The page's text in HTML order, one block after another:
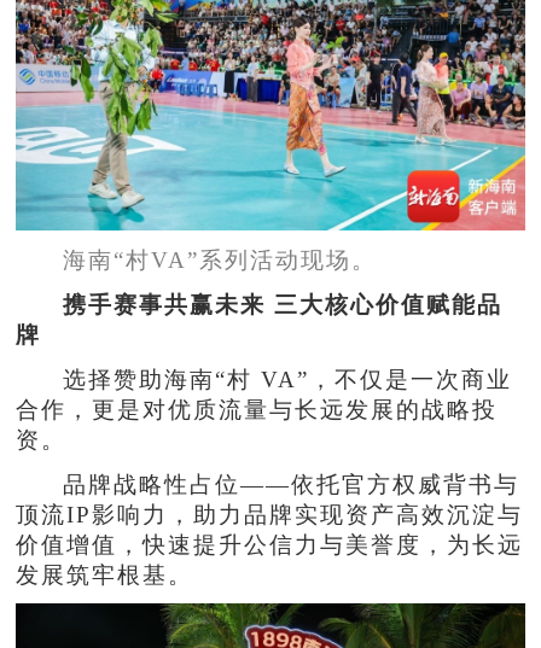
海南“村VA”系列活动现场。
携手赛事共赢未来 三大核心价值赋能品
牌
选择赞助海南“村 VA”，不仅是一次商业
合作，更是对优质流量与长远发展的战略投
资。
品牌战略性占位——依托官方权威背书与
顶流IP影响力，助力品牌实现资产高效沉淀与
价值增值，快速提升公信力与美誉度，为长远
发展筑牢根基。